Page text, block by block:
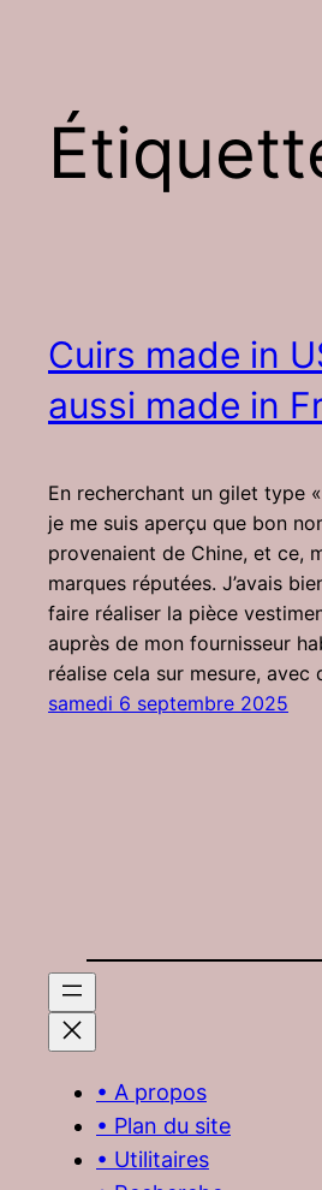
Cuirs made in
aussi made in
En recherchant un gilet type
je me suis aperçu que bon
provenaient de Chine, et ce,
marques réputées. J’avais
faire réaliser la pièce
auprès de mon fournisseur
réalise cela sur mesure,
samedi 6 septembre 2025
• A propos
• Plan du site
• Utilitaires